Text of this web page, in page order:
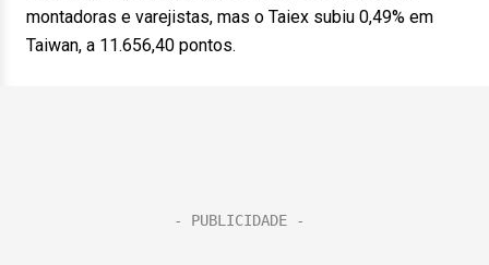
montadoras e varejistas, mas o Taiex subiu 0,49% em
Taiwan, a 11.656,40 pontos.